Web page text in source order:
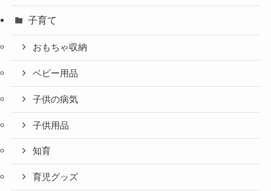
子育て
おもちゃ収納
ベビー用品
子供の病気
子供用品
知育
育児グッズ